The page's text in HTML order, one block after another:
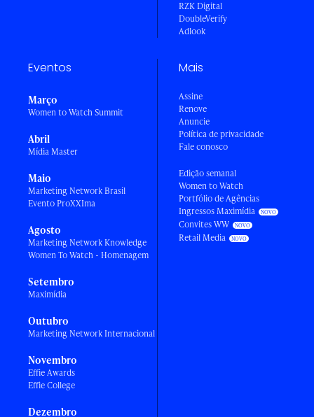
RZK Digital
DoubleVerify
Adlook
Eventos
Março
Women to Watch Summit
Abril
Mídia Master
Maio
Marketing Network Brasil
Evento ProXXIma
Agosto
Marketing Network Knowledge
Women To Watch - Homenagem
Setembro
Maximídia
Outubro
Marketing Network Internacional
Novembro
Effie Awards
Effie College
Dezembro
Mais
Assine
Renove
Anuncie
Política de privacidade
Fale conosco
Edição semanal
Women to Watch
Portfólio de Agências
Ingressos Maximídia
Convites WW
Retail Media